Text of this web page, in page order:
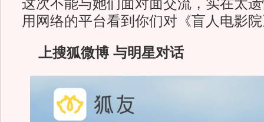
这次不能与她们面对面交流，实在太
用网络的平台看到你们对《盲人电影
上搜狐微博 与明星对话